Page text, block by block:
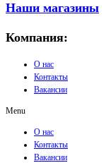
Наши магазины
Компания:
О нас
Контакты
Вакансии
Menu
О нас
Контакты
Вакансии